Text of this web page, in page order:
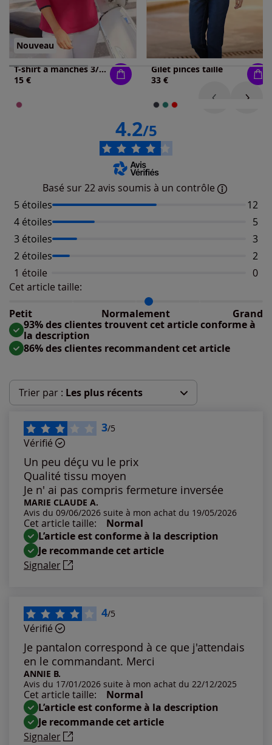
Nouveau
T-shirt à manches 3/4 passepoil contrasté
15 €
Gilet pinces taille
33 €
4.2/5
Basé sur 22 avis soumis à un contrôle
5 étoiles
12
4 étoiles
5
3 étoiles
3
2 étoiles
2
1 étoile
0
Cet article taille:
Petit
Normalement Grand
Répartition du taillant selon les avis clients
Taille normalement : 87%
Taille grand : 13%
93% des clientes trouvent cet article conforme à
la description
86% des clientes recommandent cet article
Trier par : Les plus récents
Les plus récents
Les plus anciens
Notes les plus élevées
Notes les plus basses
3/5
Vérifié
Un peu déçu vu le prix
Qualité tissu moyen
Je n' ai pas compris fermeture inversée
MARIE CLAUDE A.
Avis du 09/06/2026 suite à mon achat du 19/05/2026
Cet article taille:
Normal
L’article est conforme à la description
Je recommande cet article
Signaler
4/5
Vérifié
Je pantalon correspond à ce que j'attendais
en le commandant. Merci
ANNIE B.
Avis du 17/01/2026 suite à mon achat du 22/12/2025
Cet article taille:
Normal
L’article est conforme à la description
Je recommande cet article
Signaler